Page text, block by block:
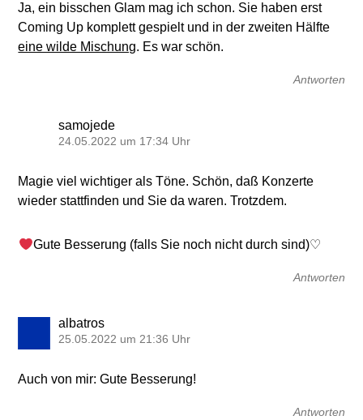
Ja, ein bisschen Glam mag ich schon. Sie haben erst
Coming Up komplett gespielt und in der zweiten Hälfte
eine wilde Mischung. Es war schön.
Antworten
samojede
24.05.2022 um 17:34 Uhr
Magie viel wichtiger als Töne. Schön, daß Konzerte
wieder stattfinden und Sie da waren. Trotzdem.
Gute Besserung (falls Sie noch nicht durch sind)♡
Antworten
albatros
25.05.2022 um 21:36 Uhr
Auch von mir: Gute Besserung!
Antworten